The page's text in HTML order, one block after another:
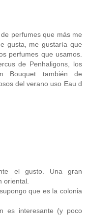
perfumes que más me
gusta, me gustaría que
perfumes que usamos.
de Penhaligons, los
Bouquet también de
del verano uso Eau d
el gusto. Una gran
oriental.
que es la colonia
es interesante (y poco